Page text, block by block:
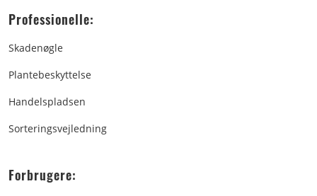
Professionelle:
Skadenøgle
Plantebeskyttelse
Handelspladsen
Sorteringsvejledning
Forbrugere: